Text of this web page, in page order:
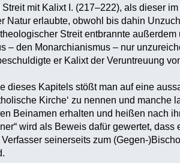
Streit mit Kalixt I. (217–222), als dieser
Natur erlaubte, obwohl bis dahin
Streit entbrannte
– den Monarchianismus – nur
er Kalixt der Veruntreuung
dieses Kapitels stößt man auf eine
Kirche‘ zu nennen und
Beinamen erhalten und heißen nach
wird als Beweis dafür gewertet,
seinerseits zum (Gegen-